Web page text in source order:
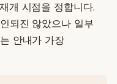
개 시점을 정합니다.
되진 않았으나 일부
안내가 가장